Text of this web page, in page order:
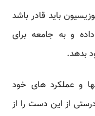
باید قادر باشد
و به جامعه برای
بدهد.
و عملکرد های خود
از این دست را از